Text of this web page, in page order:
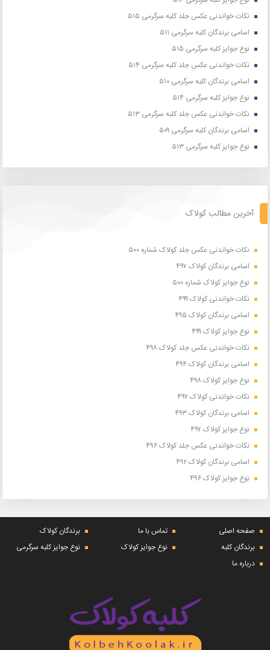
نکات خواندنی عکس جلد کلبه سرگرمی ۵۱۵
اسامی برندگان کلبه سرگرمی ۵۱۱
نوع جوایز کلبه سرگرمی ۵۱۵
نکات خواندنی عکس جلد کلبه سرگرمی ۵۱۴
اسامی برندگان کلبه سرگرمی ۵۱۰
نوع جوایز کلبه سرگرمی ۵۱۴
نکات خواندنی عکس جلد کلبه سرگرمی ۵۱۳
اسامی برندگان کلبه سرگرمی ۵۰۹
نوع جوایز کلبه سرگرمی ۵۱۳
آخرین مطالب کولاک
نکات خواندنی عکس جلد کولاک شماره ۵۰۰
اسامی برندگان کولاک ۴۹۷
نوع جوایز کولاک شماره ۵۰۰
نکات خواندنی کولاک ۴۹۹
اسامی برندگان کولاک ۴۹۵
نوع جوایز کولاک ۴۹۹
نکات خواندنی عکس جلد کولاک ۴۹۸
اسامی برندگان کولاک ۴۹۴
نوع جوایز کولاک ۴۹۸
نکات خواندنی کولاک ۴۹۷
اسامی برندگان کولاک ۴۹۳
نوع جوایز کولاک ۴۹۷
نکات خواندنی عکس جلد کولاک ۴۹۶
اسامی برندگان کولاک ۴۹۲
نوع جوایز کولاک ۴۹۶
صفحه اصلی تماس با ما
برندگان کولاک
برندگان کلبه
نوع جوایز کولاک
نوع جوایز کلبه سرگرمی
درباره ما